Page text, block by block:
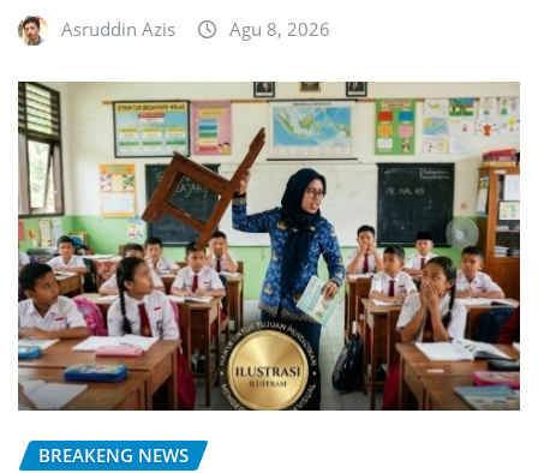
Asruddin Azis Agu 8, 2026
BREAKENG NEWS